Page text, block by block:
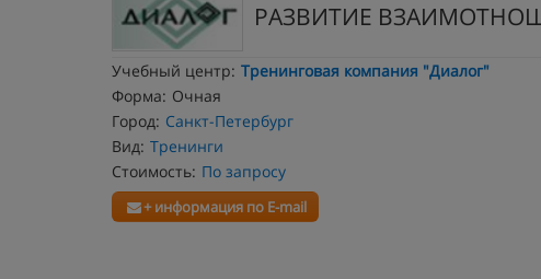
РАЗВИТИЕ
Учебный центр: Тренинговая компания "Диалог"
Форма: Очная
Город: Санкт-Петербург
Вид: Тренинги
Стоимость: По запросу
+ информация по E-mail